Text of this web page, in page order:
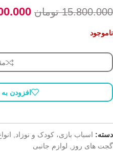
15.800.000 تومان
ناموجود
افزودن
دسته: اسباب بازی، کودک و نوزاد,
گجت های روز , لوازم جانبی